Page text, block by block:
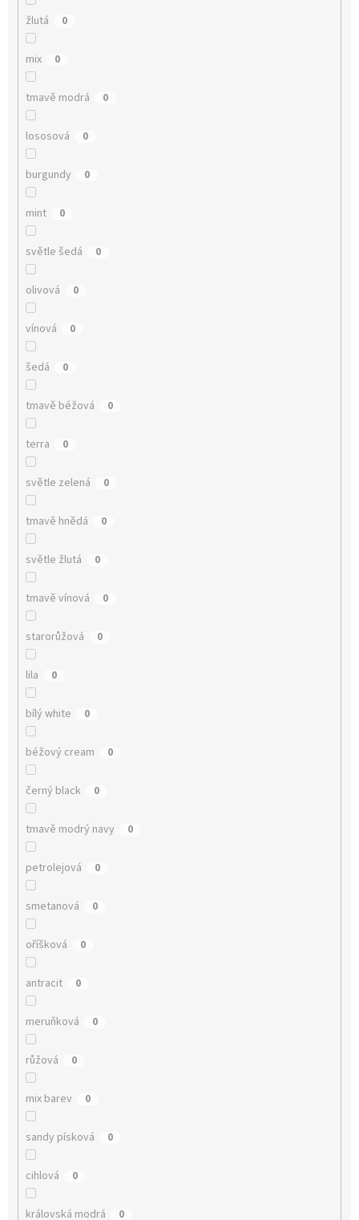
žlutá 0
mix 0
tmavě modrá 0
lososová 0
burgundy 0
mint 0
světle šedá 0
olivová 0
vínová 0
šedá 0
tmavě béžová 0
terra 0
světle zelená 0
tmavě hnědá 0
světle žlutá 0
tmavě vínová 0
starorůžová 0
lila 0
bílý white 0
béžový cream 0
černý black 0
tmavě modrý navy 0
petrolejová 0
smetanová 0
oříšková 0
antracit 0
meruňková 0
růžová 0
mix barev 0
sandy písková 0
cihlová 0
královská modrá 0